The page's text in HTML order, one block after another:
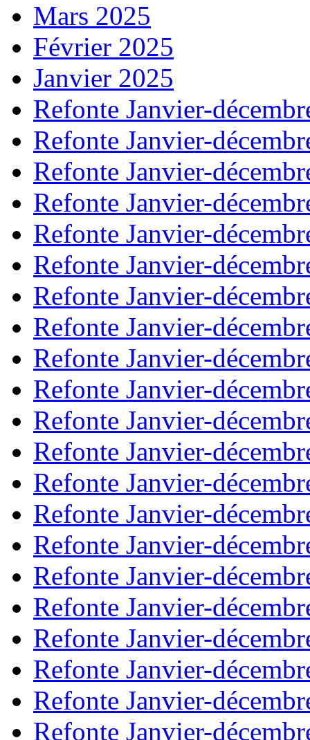
Mars 2025
Février 2025
Janvier 2025
Refonte Janvier-
Refonte Janvier-
Refonte Janvier-
Refonte Janvier-
Refonte Janvier-
Refonte Janvier-
Refonte Janvier-
Refonte Janvier-
Refonte Janvier-
Refonte Janvier-
Refonte Janvier-
Refonte Janvier-
Refonte Janvier-
Refonte Janvier-
Refonte Janvier-
Refonte Janvier-
Refonte Janvier-
Refonte Janvier-
Refonte Janvier-
Refonte Janvier-
Refonte Janvier-